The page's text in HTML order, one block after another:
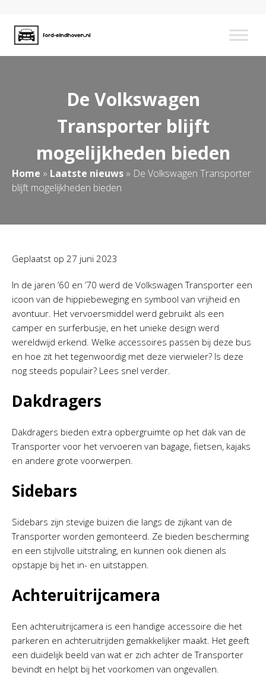
De Volkswagen
Transporter blijft
mogelijkheden bieden
Home » Laatste nieuws » De Volkswagen Transporter
blijft mogelijkheden bieden
Geplaatst op 27 juni 2023
In de jaren ’60 en ’70 werd de Volkswagen Transporter een
icoon van de hippiebeweging en symbool van vrijheid en
avontuur. Het vervoersmiddel werd gebruikt als een
camper en surferbusje, en het unieke design werd
wereldwijd erkend. Welke accessoires passen bij deze bus
en hoe zit het tegenwoordig met deze vierwieler? Is deze
nog steeds populair? Lees snel verder.
Dakdragers
Dakdragers bieden extra opbergruimte op het dak van de
Transporter voor het vervoeren van bagage, fietsen, kajaks
en andere grote voorwerpen.
Sidebars
Sidebars zijn stevige buizen die langs de zijkant van de
Transporter worden gemonteerd. Ze bieden bescherming
en een stijlvolle uitstraling, en kunnen ook dienen als
opstapje bij het in- en uitstappen.
Achteruitrijcamera
Een achteruitrijcamera is een handige accessoire die het
parkeren en achteruitrijden gemakkelijker maakt. Het geeft
een duidelijk beeld van wat er zich achter de Transporter
bevindt en helpt bij het voorkomen van ongevallen.